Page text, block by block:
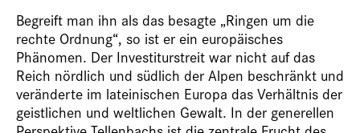
Begreift man ihn als das besagte „Ringen um die
rechte Ordnung“, so ist er ein europäisches
Phänomen. Der Investiturstreit war nicht auf das
Reich nördlich und südlich der Alpen beschränkt und
veränderte im lateinischen Europa das Verhältnis der
geistlichen und weltlichen Gewalt. In der generellen